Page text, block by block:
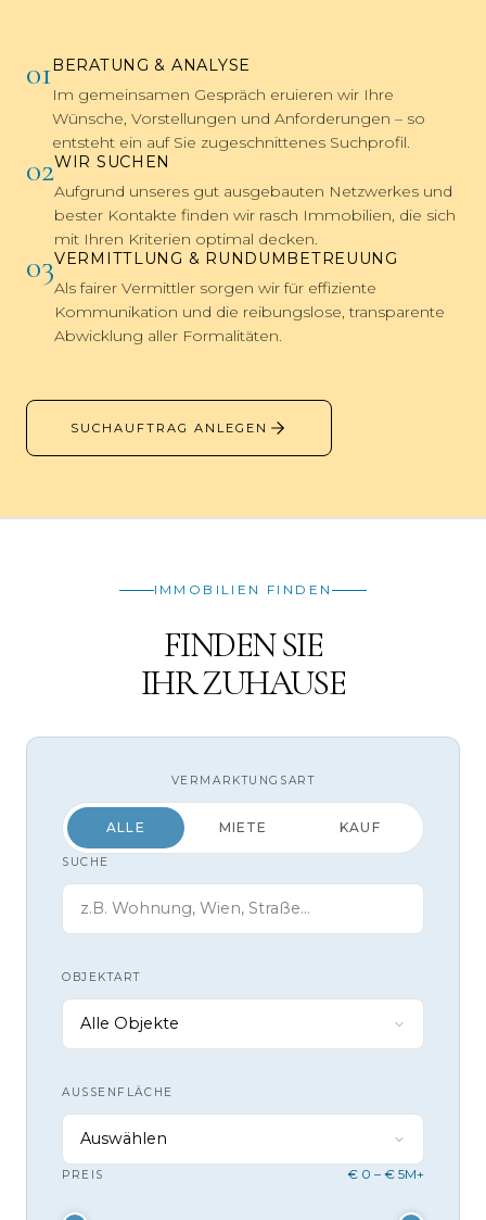
01 BERATUNG & ANALYSE
Im gemeinsamen Gespräch eruieren wir Ihre
Wünsche, Vorstellungen und Anforderungen – so
entsteht ein auf Sie zugeschnittenes Suchprofil.
02WIR SUCHEN
Aufgrund unseres gut ausgebauten Netzwerkes und
bester Kontakte finden wir rasch Immobilien, die sich
mit Ihren Kriterien optimal decken.
03VERMITTLUNG & RUNDUMBETREUUNG
Als fairer Vermittler sorgen wir für effiziente
Kommunikation und die reibungslose, transparente
Abwicklung aller Formalitäten.
SUCHAUFTRAG ANLEGEN
IMMOBILIEN FINDEN
FINDEN SIE
IHR ZUHAUSE
VERMARKTUNGSART
ALLE MIETE KAUF
SUCHE
OBJEKTART
Alle Objekte
AUSSENFLÄCHE
Auswählen
PREIS € 0 – € 5M+